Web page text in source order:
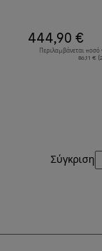
444,90 €
Περιλαμβάνεται
86,11 €
Σύγκριση